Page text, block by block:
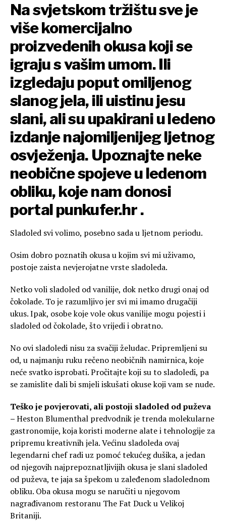
Na svjetskom tržištu sve je
više komercijalno
proizvedenih okusa koji se
igraju s vašim umom. Ili
izgledaju poput omiljenog
slanog jela, ili uistinu jesu
slani, ali su upakirani u ledeno
izdanje najomiljenijeg ljetnog
osvježenja. Upoznajte neke
neobične spojeve u ledenom
obliku, koje nam donosi
portalpunkufer.hr.
Sladoled svi volimo, posebno sada u ljetnom periodu.
Osim dobro poznatih okusa u kojim svi mi uživamo,
postoje zaista nevjerojatne vrste sladoleda.
Netko voli sladoled od vanilije, dok netko drugi onaj od
čokolade. To je razumljivo jer svi mi imamo drugačiji
ukus. Ipak, osobe koje vole okus vanilije mogu pojesti i
sladoled od čokolade, što vrijedi i obratno.
No ovi sladoledi nisu za svačiji želudac. Pripremljeni su
od, u najmanju ruku rečeno neobičnih namirnica, koje
neće svatko isprobati. Pročitajte koji su to sladoledi, pa
se zamislite dali bi smjeli iskušati okuse koji vam se nude.
Teško je povjerovati, ali postoji sladoled od puževa
–Heston Blumenthal predvodnik je trenda molekularne
gastronomije, koja koristi moderne alate i tehnologije za
pripremu kreativnih jela. Većinu sladoleda ovaj
legendarni chef radi uz pomoć tekućeg dušika, a jedan
od njegovih najprepoznatljivijih okusa je slani sladoled
od puževa, te jaja sa špekom u zaleđenom sladolednom
obliku. Oba okusa mogu se naručiti u njegovom
nagrađivanom restoranu The Fat Duck u Velikoj
Britaniji.